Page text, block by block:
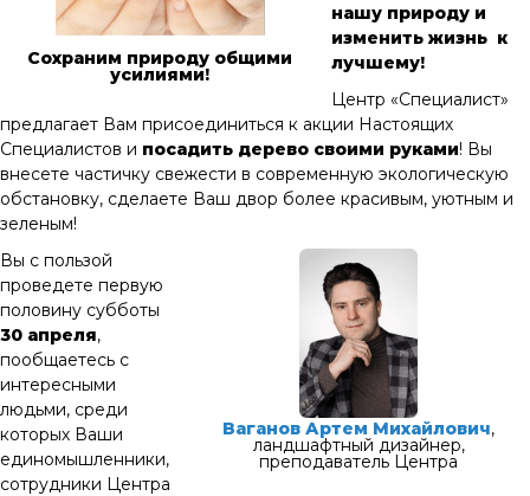
Сохраним природу общими
усилиями!
нашу природу и
изменить жизнь к
лучшему!
Центр «Специалист»
предлагает Вам присоединиться к акции Настоящих
Специалистов и посадить дерево своими руками! Вы
внесете частичку свежести в современную экологическую
обстановку, сделаете Ваш двор более красивым, уютным и
зеленым!
Ваганов Артем Михайлович,
ландшафтный дизайнер,
преподаватель Центра
Вы с пользой
проведете первую
половину субботы
30 апреля,
пообщаетесь с
интересными
людьми, среди
которых Ваши
единомышленники,
сотрудники Центра